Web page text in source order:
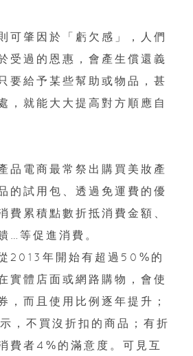
可肇因於「虧欠感」，人們
受過的恩惠，會產生償還義
要給予某些幫助或物品，甚
，就能大大提高對方順應自
品電商最常祭出購買美妝產
的試用包、透過免運費的優
費累積點數折抵消費金額、
…等促進消費。
2013年開始有超過50%的
實體店面或網路購物，會使
，而且使用比例逐年提升；
，不買沒折扣的商品；有折
費者4%的滿意度。可見互